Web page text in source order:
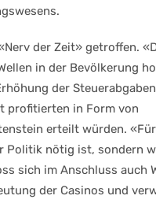
der Zeit» getroffen.
in der Bevölkerung
der
profitierten in Form von
erteilt würden.
Politik nötig ist, sondern
sich im Anschluss auch
der Casinos und